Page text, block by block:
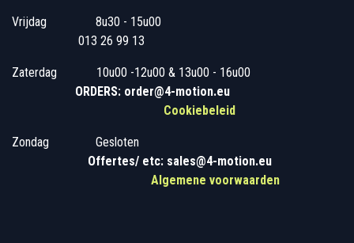
Vrijdag
​8u30 - 15u00
013 26 99 13
Zaterdag
​10u00 -12u00 & 13u00 - 16u00
ORDERS: order@4-motion.eu
Cookiebeleid
Zondag
​​Gesloten
Offertes/ etc: sales@4-motion.eu
Algemene voorwaarden